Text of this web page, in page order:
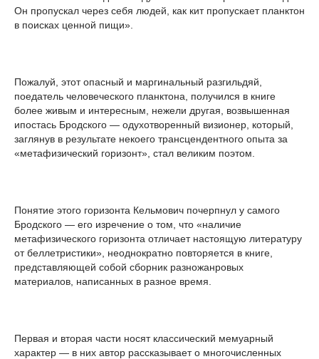
Он пропускал через себя людей, как кит пропускает планктон
в поисках ценной пищи».
Пожалуй, этот опасный и маргинальный разгильдяй,
поедатель человеческого планктона, получился в книге
более живым и интересным, нежели другая, возвышенная
ипостась Бродского — одухотворенный визионер, который,
заглянув в результате некоего трансцендентного опыта за
«метафизический горизонт», стал великим поэтом.
Понятие этого горизонта Кельмович почерпнул у самого
Бродского — его изречение о том, что «наличие
метафизического горизонта отличает настоящую литературу
от беллетристики», неоднократно повторяется в книге,
представляющей собой сборник разножанровых
материалов, написанных в разное время.
Первая и вторая части носят классический мемуарный
характер — в них автор рассказывает о многочисленных